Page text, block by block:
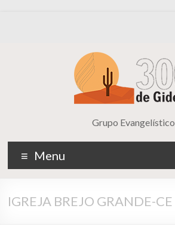
Grupo Evangelístico
Menu
IGREJA BREJO GRANDE-CE